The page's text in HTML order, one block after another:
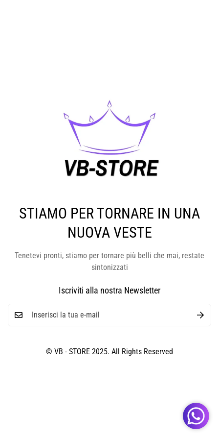
STIAMO PER TORNARE IN UNA
NUOVA VESTE
Tenetevi pronti, stiamo per tornare più belli che mai, restate
sintonizzati
Iscriviti alla nostra Newsletter
© VB - STORE 2025. All Rights Reserved